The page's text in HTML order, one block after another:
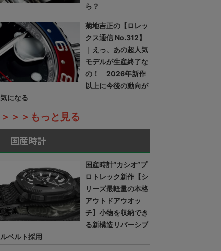
ら？
菊地吉正の【ロレッ
クス通信 No.312】
｜えっ、あの超人気
モデルが生産終了な
の！ 2026年新作
以上に今後の動向が
気になる
＞＞＞もっと見る
国産時計
国産時計“カシオ”プ
ロトレック新作【シ
リーズ最軽量の本格
アウトドアウオッ
チ】小物を収納でき
る新構造リバーシブ
ルベルト採用